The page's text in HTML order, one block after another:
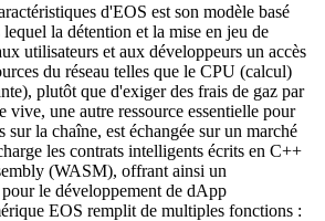
d'EOS est son modèle basé
lequel la détention et la mise en jeu de
utilisateurs et aux développeurs un accès
du réseau telles que le CPU (calcul)
plutôt que d'exiger des frais de gaz par
vive, une autre ressource essentielle pour
sur la chaîne, est échangée sur un marché
les contrats intelligents écrits en C++
(WASM), offrant ainsi un
le développement de dApp
EOS remplit de multiples fonctions :